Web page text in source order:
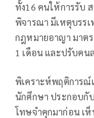
ทั้ง16 คนให้การรับ
พิจารณา มีเหตุบรร
กฎหมายอาญา มาต
1 เดือน และปรับคน
พิเคราะห์พฤติการณ์
นักศึกษา ประกอบกับ
โทษจำคุกมาก่อน เห็